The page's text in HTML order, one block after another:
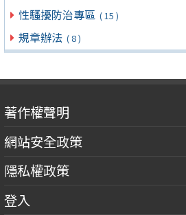
性騷擾防治專區 ( 15 )
規章辦法 ( 8 )
著作權聲明
網站安全政策
隱私權政策
登入